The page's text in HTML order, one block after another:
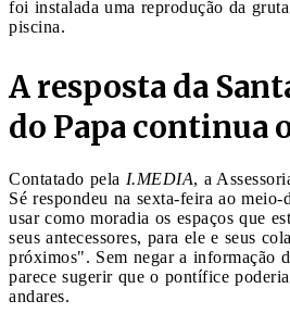
foi instalada uma reprodução da
piscina.
A resposta da
do Papa continua
Contatado pela I.MEDIA, a
Sé respondeu na sexta-feira ao
usar como moradia os espaços que
seus antecessores, para ele e seus
próximos". Sem negar a informação
parece sugerir que o pontífice
andares.